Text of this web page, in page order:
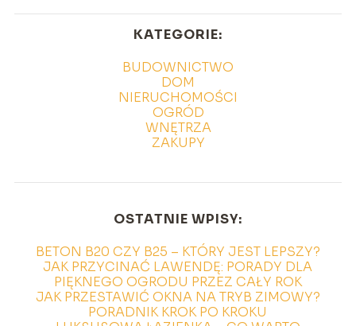
KATEGORIE:
BUDOWNICTWO
DOM
NIERUCHOMOŚCI
OGRÓD
WNĘTRZA
ZAKUPY
OSTATNIE WPISY:
BETON B20 CZY B25 – KTÓRY JEST LEPSZY?
JAK PRZYCINAĆ LAWENDĘ: PORADY DLA
PIĘKNEGO OGRODU PRZEZ CAŁY ROK
JAK PRZESTAWIĆ OKNA NA TRYB ZIMOWY?
PORADNIK KROK PO KROKU